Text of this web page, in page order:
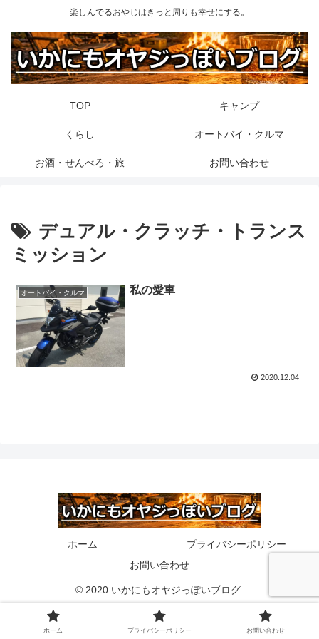
楽しんでるおやじはきっと周りも幸せにする。
TOP キャンプ
くらし オートバイ・クルマ
お酒・せんべろ・旅 お問い合わせ
デュアル・クラッチ・トランス
ミッション
オートバイ・クルマ 私の愛車
2020.12.04
ホーム
プライバシーポリシー
お問い合わせ
© 2020 いかにもオヤジっぽいブログ.
ホーム プライバシーポリシー お問い合わせ